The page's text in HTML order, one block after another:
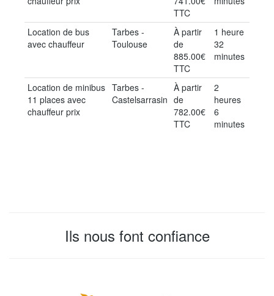
TTC
Location de bus
avec chauffeur
Tarbes -
Toulouse
À partir
de
885.00€
TTC
1 heure
32
minutes
Location de minibus
11 places avec
chauffeur prix
Tarbes -
Castelsarrasin
À partir
de
782.00€
TTC
2
heures
6
minutes
Ils nous font confiance